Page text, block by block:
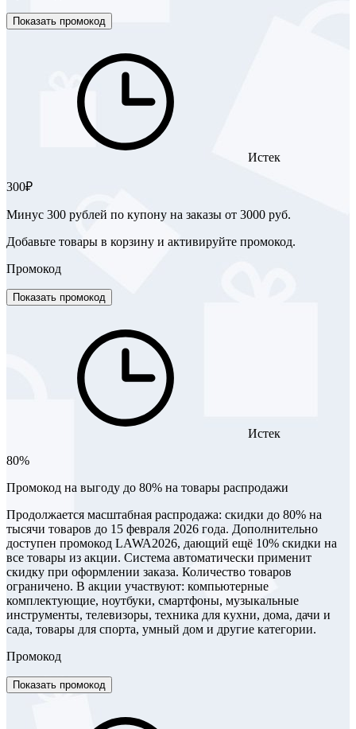
Показать промокод
Истек
300₽
Минус 300 рублей по купону на заказы от 3000 руб.
Добавьте товары в корзину и активируйте промокод.
Промокод
Показать промокод
Истек
80%
Промокод на выгоду до 80% на товары распродажи
Продолжается масштабная распродажа: скидки до 80% на
тысячи товаров до 15 февраля 2026 года. Дополнительно
доступен промокод LAWA2026, дающий ещё 10% скидки на
все товары из акции. Система автоматически применит
скидку при оформлении заказа. Количество товаров
ограничено. В акции участвуют: компьютерные
комплектующие, ноутбуки, смартфоны, музыкальные
инструменты, телевизоры, техника для кухни, дома, дачи и
сада, товары для спорта, умный дом и другие категории.
Промокод
Показать промокод